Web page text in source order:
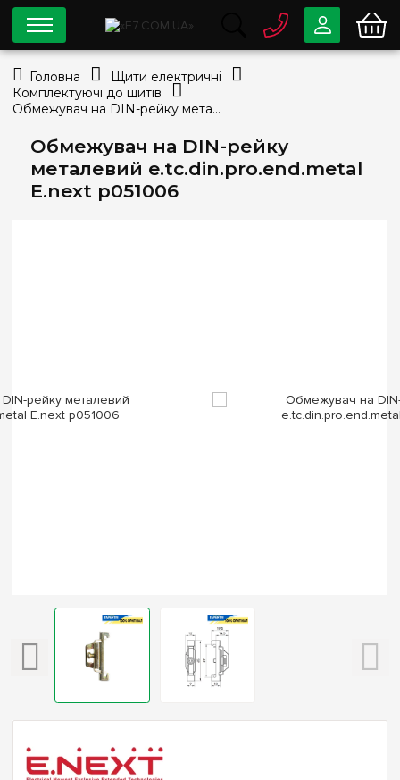
Обмежувач на DIN-рейку
металевий e.tc.din.pro.end.metal
E.next p051006
0 800
Viber Telegram
Головна
Щити електричні
Комплектуючі до щитів
Обмежувач на DIN-рейку металевий e.tc.din.pro.end.metal E.next p051006